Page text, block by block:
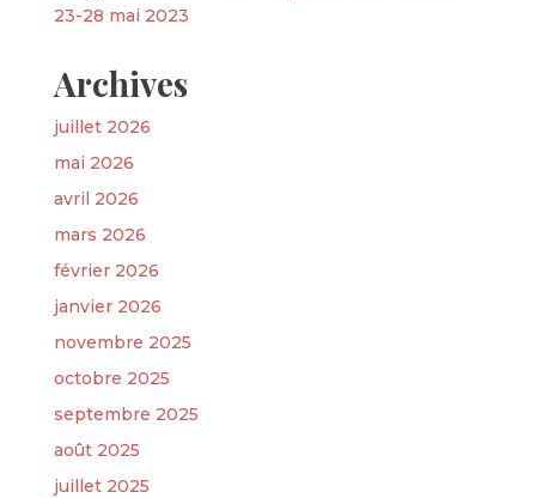
23-28 mai 2023
Archives
juillet 2026
mai 2026
avril 2026
mars 2026
février 2026
janvier 2026
novembre 2025
octobre 2025
septembre 2025
août 2025
juillet 2025